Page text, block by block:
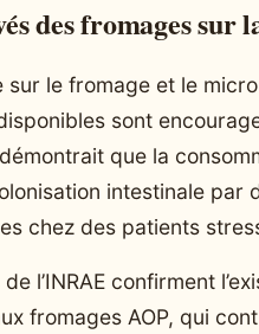
des fromages sur
le fromage et le
sont
que la
intestinale par
chez des patients
l’INRAE confirment
fromages AOP, qui